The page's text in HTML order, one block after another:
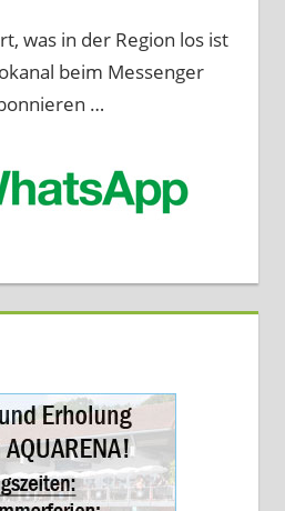
was in der Region los ist
beim Messenger
…